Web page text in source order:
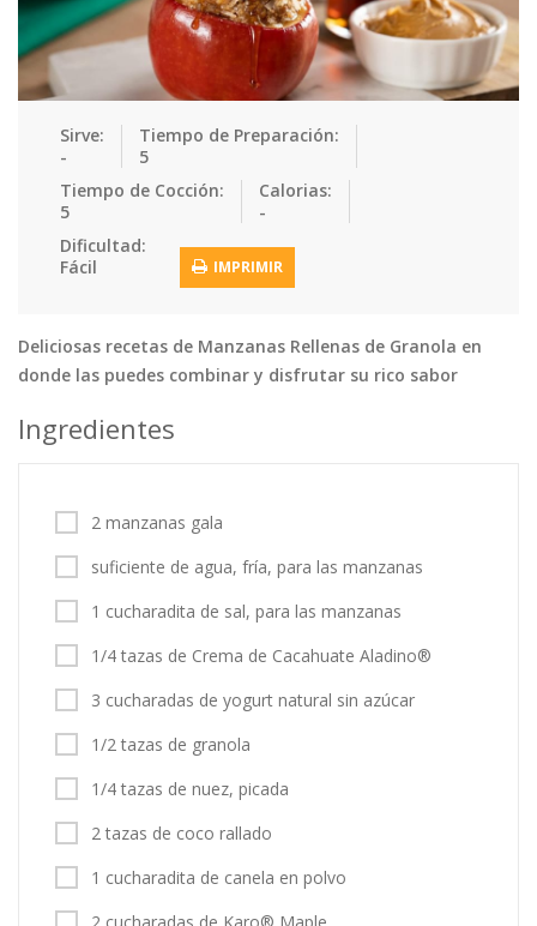
Pescados Pizzas Platos Fue… Pollo
Postres Recetas de… Recetas Do… Recetas Fá…
Recetas Me… Recetas Na…
Sandwiches Snacks
Tacos
Tortas Vegetales
Vegetarian…
Tips y Trucos
Entrar / Registrarse
Sirve:
-
Tiempo de Preparación:
5
Tiempo de Cocción:
5
Calorias:
-
Dificultad:
Fácil
IMPRIMIR
Deliciosas recetas de Manzanas Rellenas de Granola en
donde las puedes combinar y disfrutar su rico sabor
Ingredientes
2 manzanas gala
suficiente de agua, fría, para las manzanas
1 cucharadita de sal, para las manzanas
1/4 tazas de Crema de Cacahuate Aladino®
3 cucharadas de yogurt natural sin azúcar
1/2 tazas de granola
1/4 tazas de nuez, picada
2 tazas de coco rallado
1 cucharadita de canela en polvo